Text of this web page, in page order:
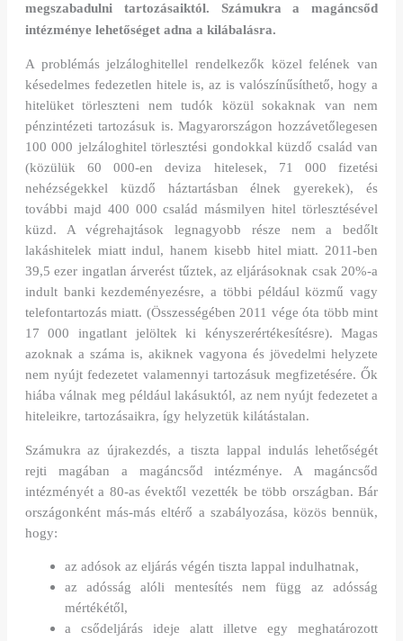
megszabadulni tartozásaiktól. Számukra a magáncsőd
intézménye lehetőséget adna a kilábalásra.
A problémás jelzáloghitellel rendelkezők közel felének van
késedelmes fedezetlen hitele is, az is valószínűsíthető, hogy a
hitelüket törleszteni nem tudók közül sokaknak van nem
pénzintézeti tartozásuk is. Magyarországon hozzávetőlegesen
100 000 jelzáloghitel törlesztési gondokkal küzdő család van
(közülük 60 000-en deviza hitelesek, 71 000 fizetési
nehézségekkel küzdő háztartásban élnek gyerekek), és
további majd 400 000 család másmilyen hitel törlesztésével
küzd. A végrehajtások legnagyobb része nem a bedőlt
lakáshitelek miatt indul, hanem kisebb hitel miatt. 2011-ben
39,5 ezer ingatlan árverést tűztek, az eljárásoknak csak 20%-a
indult banki kezdeményezésre, a többi például közmű vagy
telefontartozás miatt. (Összességében 2011 vége óta több mint
17 000 ingatlant jelöltek ki kényszerértékesítésre). Magas
azoknak a száma is, akiknek vagyona és jövedelmi helyzete
nem nyújt fedezetet valamennyi tartozásuk megfizetésére. Ők
hiába válnak meg például lakásuktól, az nem nyújt fedezetet a
hiteleikre, tartozásaikra, így helyzetük kilátástalan.
Számukra az újrakezdés, a tiszta lappal indulás lehetőségét
rejti magában a magáncsőd intézménye. A magáncsőd
intézményét a 80-as évektől vezették be több országban. Bár
országonként más-más eltérő a szabályozása, közös bennük,
hogy:
az adósok az eljárás végén tiszta lappal indulhatnak,
az adósság alóli mentesítés nem függ az adósság
mértékétől,
a csődeljárás ideje alatt illetve egy meghatározott